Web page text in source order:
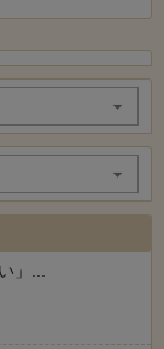
」...